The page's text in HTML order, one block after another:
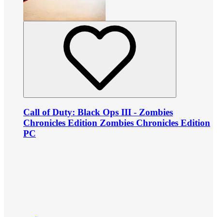
Call of Duty: Black Ops III - Zombies
Chronicles Edition Zombies Chronicles Edition
PC